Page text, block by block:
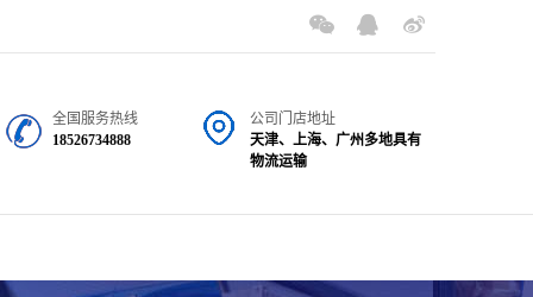
全国服务热线
18526734888
公司门店地址
天津、上海、广州多地具有
物流运输